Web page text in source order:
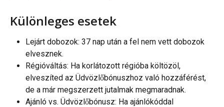
Különleges esetek
Lejárt dobozok: 37 nap után a fel nem vett dobozok
elvesznek.
Régióváltás: Ha korlátozott régióba költözöl,
elveszíted az Üdvözlőbónuszhoz való hozzáférést,
de a már megszerzett jutalmak megmaradnak.
Ajánló vs. Üdvözlőbónusz: Ha ajánlókóddal